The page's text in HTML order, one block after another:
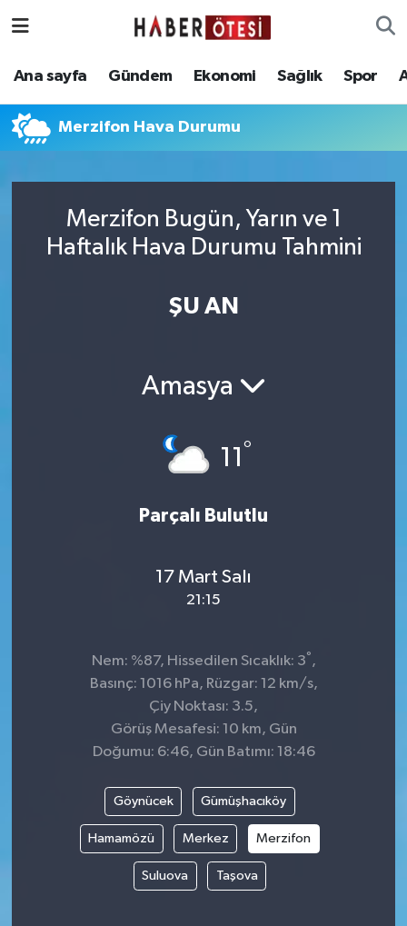
Ana sayfa Gündem Ekonomi Sağlık Spor
Merzifon Hava Durumu
Merzifon Bugün, Yarın ve 1
Haftalık Hava Durumu Tahmini
ŞU AN
Amasya
11 °
Parçalı Bulutlu
17 Mart Salı
21:15
Nem: %87, Hissedilen Sıcaklık: 3° ,
Basınç: 1016 hPa, Rüzgar: 12 km/s,
Çiy Noktası: 3.5,
Görüş Mesafesi: 10 km, Gün
Doğumu: 6:46, Gün Batımı: 18:46
Göynücek Gümüşhacıköy
Hamamözü Merkez Merzifon
Suluova Taşova
Ana sayfa
Sağlık
Spor
Eskişehir Nöbetçi Eczaneler
Eskişehir Trafik Yoğunluk Haritası
Süper Lig Puan Durumu ve Fikstür